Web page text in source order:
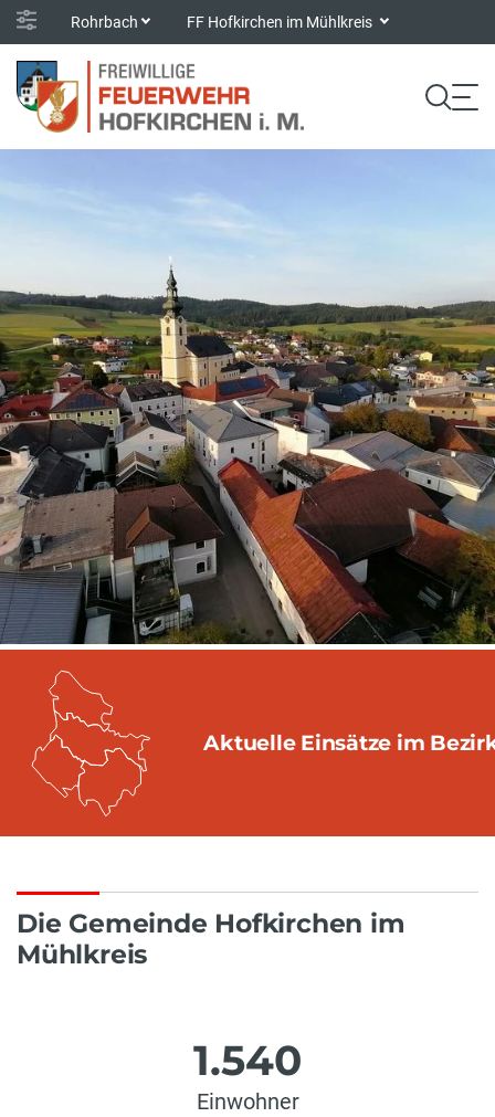
Rohrbach FF Hofkirchen im Mühlkreis
Aktuelle Einsätze im
Die Gemeinde Hofkirchen im
Mühlkreis
1.540
Einwohner